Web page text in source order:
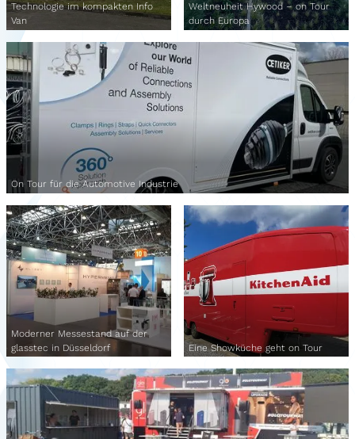
Technologie im kompakten Info
Van
On Tour für die Automotive Industrie
Weltneuheit Hywood – on Tour
durch Europa
Moderner Messestand auf der
glasstec in Düsseldorf
Eine Showküche geht on Tour